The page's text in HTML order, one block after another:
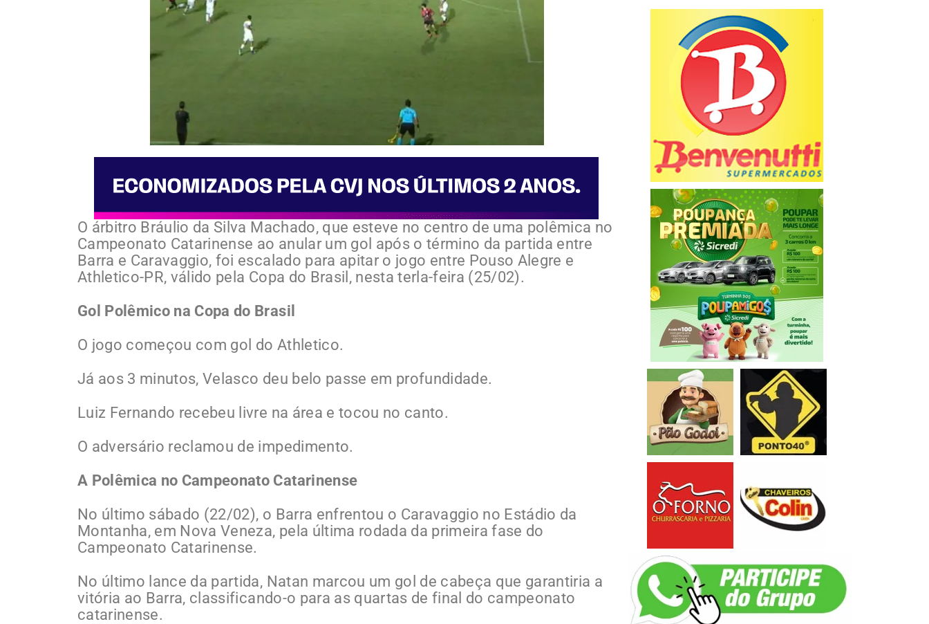
O árbitro Bráulio da Silva Machado, que esteve no centro de uma polêmica no
Campeonato Catarinense ao anular um gol após o término da partida entre
Barra e Caravaggio, foi escalado para apitar o jogo entre Pouso Alegre e
Athletico-PR, válido pela Copa do Brasil, nesta terla-feira (25/02).
Gol Polêmico na Copa do Brasil
O jogo começou com gol do Athletico.
Já aos 3 minutos, Velasco deu belo passe em profundidade.
Luiz Fernando recebeu livre na área e tocou no canto.
O adversário reclamou de impedimento.
A Polêmica no Campeonato Catarinense
No último sábado (22/02), o Barra enfrentou o Caravaggio no Estádio da
Montanha, em Nova Veneza, pela última rodada da primeira fase do
Campeonato Catarinense.
No último lance da partida, Natan marcou um gol de cabeça que garantiria a
vitória ao Barra, classificando-o para as quartas de final do campeonato
catarinense.